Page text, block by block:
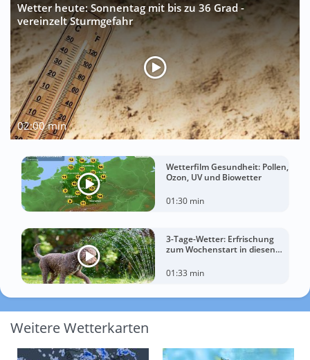
Wetter heute: Sonnentag mit bis zu 36 Grad -
vereinzelt Sturmgefahr
02:00 min
Wetterfilm Gesundheit: Pollen,
Ozon, UV und Biowetter
01:30 min
3-Tage-Wetter: Erfrischung
zum Wochenstart in diesen
01:33 min
Weitere Wetterkarten